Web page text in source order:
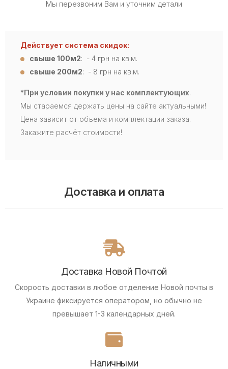
Мы перезвоним Вам и уточним детали
Действует система скидок:
свыше 100м2: - 4 грн на кв.м.
свыше 200м2: - 8 грн на кв.м.
*При условии покупки у нас комплектующих.
Мы стараемся держать цены на сайте актуальными!
Цена зависит от объема и комплектации заказа.
Закажите расчёт стоимости!
Доставка и оплата
Доставка Новой Почтой
Скорость доставки в любое отделение Новой почты в
Украине фиксируется оператором, но обычно не
превышает 1-3 календарных дней.
Наличными